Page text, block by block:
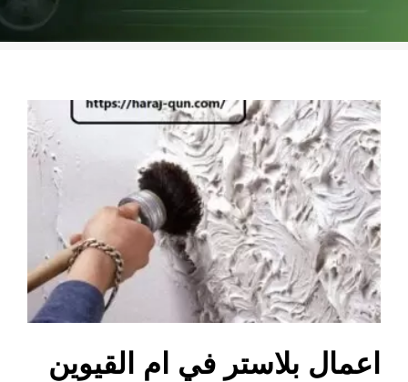
اعمال بلاستر في ام القيوين